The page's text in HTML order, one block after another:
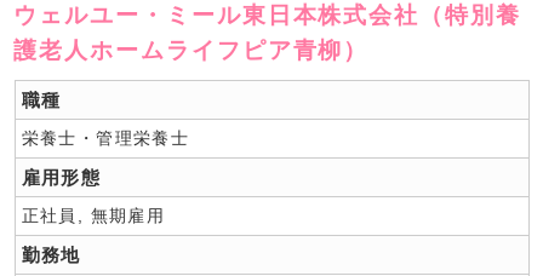
ウェルユー・ミール東日本株式会社（特別養
護老人ホームライフピア青柳）
職種
栄養士・管理栄養士
雇用形態
正社員, 無期雇用
勤務地